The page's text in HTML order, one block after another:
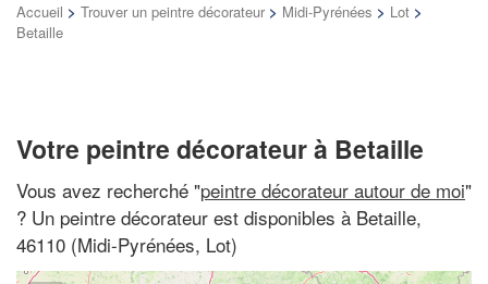
Accueil > Trouver un peintre décorateur > Midi-Pyrénées > Lot >
Betaille
Votre peintre décorateur à Betaille
Vous avez recherché "peintre décorateur autour de moi"
? Un peintre décorateur est disponibles à Betaille,
46110 (Midi-Pyrénées, Lot)